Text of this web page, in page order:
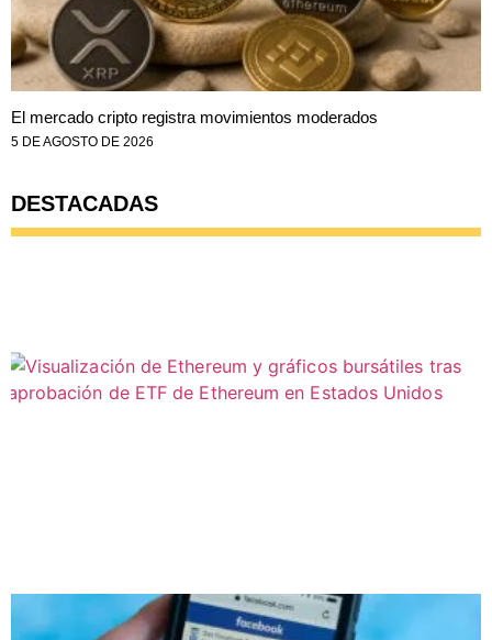
El mercado cripto registra movimientos moderados
5 DE AGOSTO DE 2026
DESTACADAS